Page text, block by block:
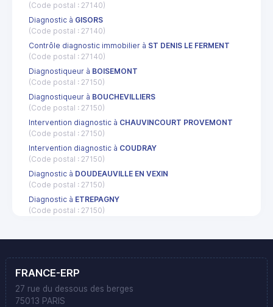
(Code postal : 27140)
Diagnostic à GISORS
(Code postal : 27140)
Contrôle diagnostic immobilier à ST DENIS LE FERMENT
(Code postal : 27140)
Diagnostiqueur à BOISEMONT
(Code postal : 27150)
Diagnostiqueur à BOUCHEVILLIERS
(Code postal : 27150)
Intervention diagnostic à CHAUVINCOURT PROVEMONT
(Code postal : 27150)
Intervention diagnostic à COUDRAY
(Code postal : 27150)
Diagnostic à DOUDEAUVILLE EN VEXIN
(Code postal : 27150)
Diagnostic à ETREPAGNY
(Code postal : 27150)
FRANCE-ERP
27 rue du dessous des berges
75013 PARIS